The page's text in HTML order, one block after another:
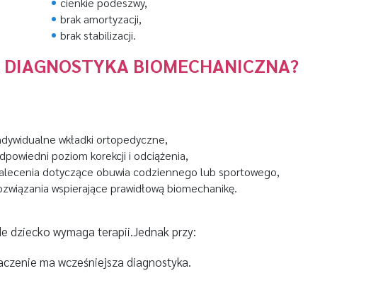
brak amortyzacji,
brak stabilizacji.
BIOMECHANICZNA?
wkładki ortopedyczne,
poziom korekcji i odciążenia,
dotyczące obuwia codziennego lub sportowego,
wspierające prawidłową biomechanikę.
dziecko wymaga terapii.Jednak przy:
ma wcześniejsza diagnostyka.